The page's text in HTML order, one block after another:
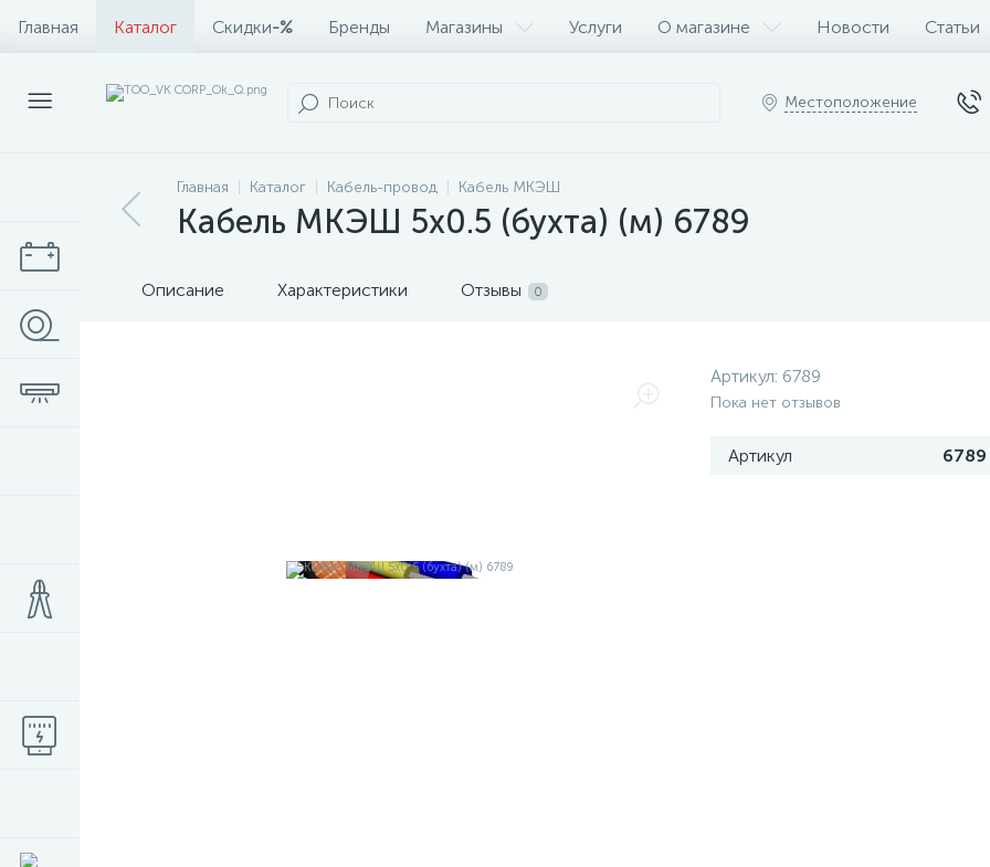
Главная Каталог Скидки-% Бренды Магазины Услуги О магазине Новости Статьи
Местоположение
Главная Каталог Кабель-провод Кабель МКЭШ
Кабель МКЭШ 5х0.5 (бухта) (м) 6789
Описание Характеристики Отзывы 0
Артикул: 6789
Пока нет отзывов
Артикул 6789